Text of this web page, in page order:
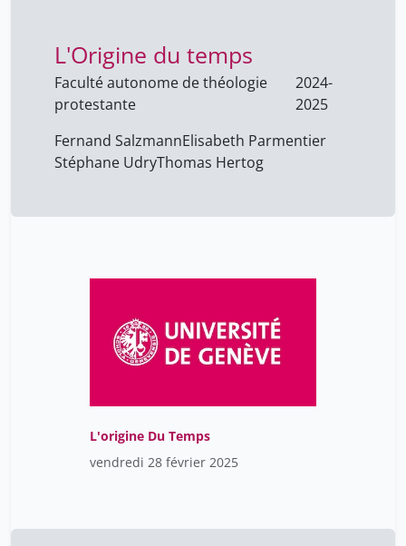
L'Origine du temps
Faculté autonome de théologie
protestante
2024-
2025
Fernand SalzmannElisabeth Parmentier
Stéphane UdryThomas Hertog
L'origine Du Temps
vendredi 28 février 2025